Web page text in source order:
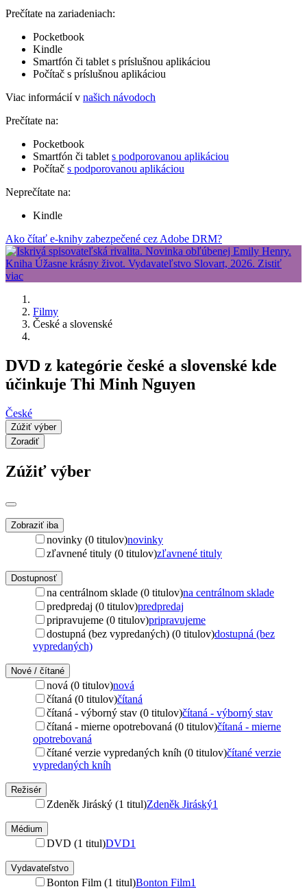
Prečítate na zariadeniach:
Pocketbook
Kindle
Smartfón či tablet s príslušnou aplikáciou
Počítač s príslušnou aplikáciou
Viac informácií v našich návodoch
Prečítate na:
Pocketbook
Smartfón či tablet s podporovanou aplikáciou
Počítač s podporovanou aplikáciou
Neprečítate na:
Kindle
Ako čítať e-knihy zabezpečené cez Adobe DRM?
Filmy
České a slovenské
DVD z kategórie české a slovenské kde
účinkuje Thi Minh Nguyen
České
Zúžiť výber
Zoradiť
Zúžiť výber
Zobraziť iba
novinky (0 titulov)novinky
zľavnené tituly (0 titulov)zľavnené tituly
Dostupnosť
na centrálnom sklade (0 titulov)na centrálnom sklade
predpredaj (0 titulov)predpredaj
pripravujeme (0 titulov)pripravujeme
dostupná (bez vypredaných) (0 titulov)dostupná (bez
vypredaných)
Nové / čítané
nová (0 titulov)nová
čítaná (0 titulov)čítaná
čítaná - výborný stav (0 titulov)čítaná - výborný stav
čítaná - mierne opotrebovaná (0 titulov)čítaná - mierne
opotrebovaná
čítané verzie vypredaných kníh (0 titulov)čítané verzie
vypredaných kníh
Režisér
Zdeněk Jiráský (1 titul)Zdeněk Jiráský1
Médium
DVD (1 titul)DVD1
Vydavateľstvo
Bonton Film (1 titul)Bonton Film1